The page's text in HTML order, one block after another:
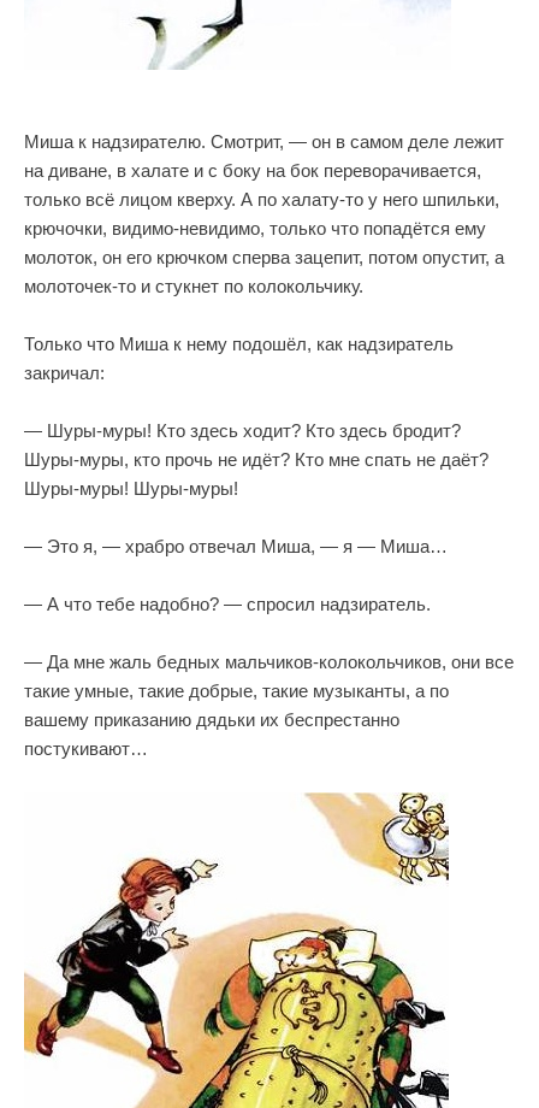
Миша к надзирателю. Смотрит, — он в самом деле лежит
на диване, в халате и с боку на бок переворачивается,
только всё лицом кверху. А по халату-то у него шпильки,
крючочки, видимо-невидимо, только что попадётся ему
молоток, он его крючком сперва зацепит, потом опустит, а
молоточек-то и стукнет по колокольчику.
Только что Миша к нему подошёл, как надзиратель
закричал:
— Шуры-муры! Кто здесь ходит? Кто здесь бродит?
Шуры-муры, кто прочь не идёт? Кто мне спать не даёт?
Шуры-муры! Шуры-муры!
— Это я, — храбро отвечал Миша, — я — Миша…
— А что тебе надобно? — спросил надзиратель.
— Да мне жаль бедных мальчиков-колокольчиков, они все
такие умные, такие добрые, такие музыканты, а по
вашему приказанию дядьки их беспрестанно
постукивают…